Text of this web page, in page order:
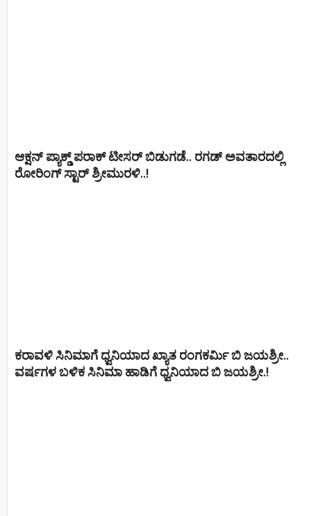
ಆಕ್ಷನ್ ಪ್ಯಾಕ್ಡ್ ಪರಾಕ್ ಟೀಸರ್ ಬಿಡುಗಡೆ.. ರಗಡ್ ಅವತಾರದಲ್ಲಿ
ರೋರಿಂಗ್ ಸ್ಟಾರ್ ಶ್ರೀಮುರಳಿ..!
ಕರಾವಳಿ ಸಿನಿಮಾಗೆ ಧ್ವನಿಯಾದ ಖ್ಯಾತ ರಂಗಕರ್ಮಿ ಬಿ ಜಯಶ್ರೀ..
ವರ್ಷಗಳ ಬಳಿಕ ಸಿನಿಮಾ ಹಾಡಿಗೆ ಧ್ವನಿಯಾದ ಬಿ ಜಯಶ್ರೀ.!